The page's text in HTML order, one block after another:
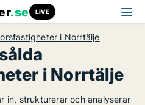
.se LIVE
i Norrtälje
i Norrtälje
in, strukturerar och analyserar